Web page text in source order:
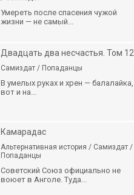
Умереть после спасения чужой
жизни — не самый...
Двадцать два несчастья. Том 12
Самиздат / Попаданцы
В умелых руках и хрен — балалайка,
вот и на...
Камарадас
Альтернативная история / Самиздат /
Попаданцы
Советский Союз официально не
воюет в Анголе. Туда...